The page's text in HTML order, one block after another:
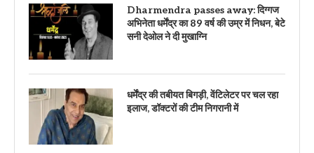
Dharmendra passes away: दिग्गज
अभिनेता धर्मेंद्र का 89 वर्ष की उम्र में निधन, बेटे
सनी देओल ने दी मुखाग्नि
धर्मेंद्र की तबीयत बिगड़ी, वेंटिलेटर पर चल रहा
इलाज, डॉक्टरों की टीम निगरानी में